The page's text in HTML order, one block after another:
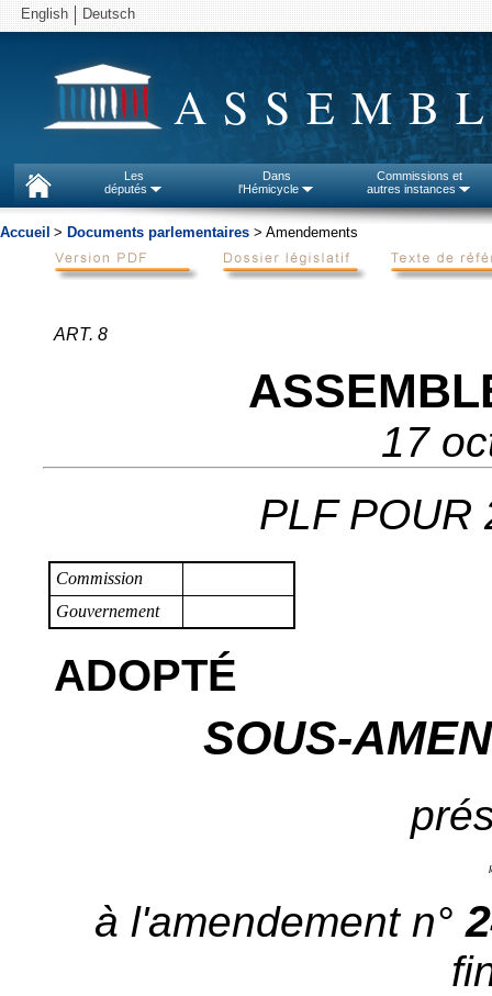
English Deutsch
Les
députés
Dans
l'Hémicycle
Commissions et
autres instances
Accueil > Documents parlementaires > Amendements
ART. 8
17
PLF POUR
Commission
Gouvernement
ADOPTÉ
SOUS-
à l'amendement n°